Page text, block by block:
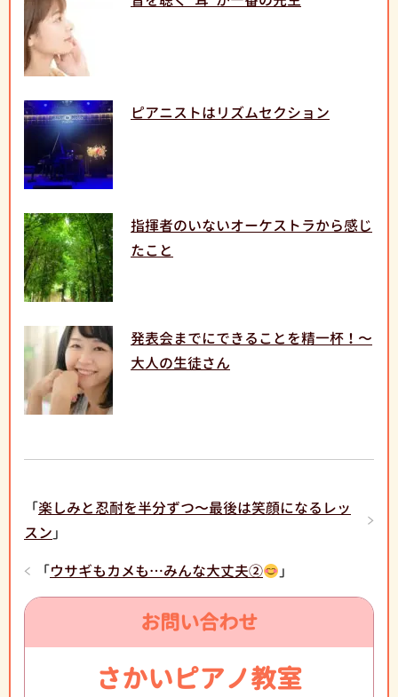
ピアニストはリズムセクション
指揮者のいないオーケストラから感じ
たこと
発表会までにできることを精一杯！〜
大人の生徒さん
「楽しみと忍耐を半分ずつ〜最後は笑顔になるレッ
スン 」
「ウサギもカメも…みんな大丈夫② 」
お問い合わせ
さかいピアノ教室